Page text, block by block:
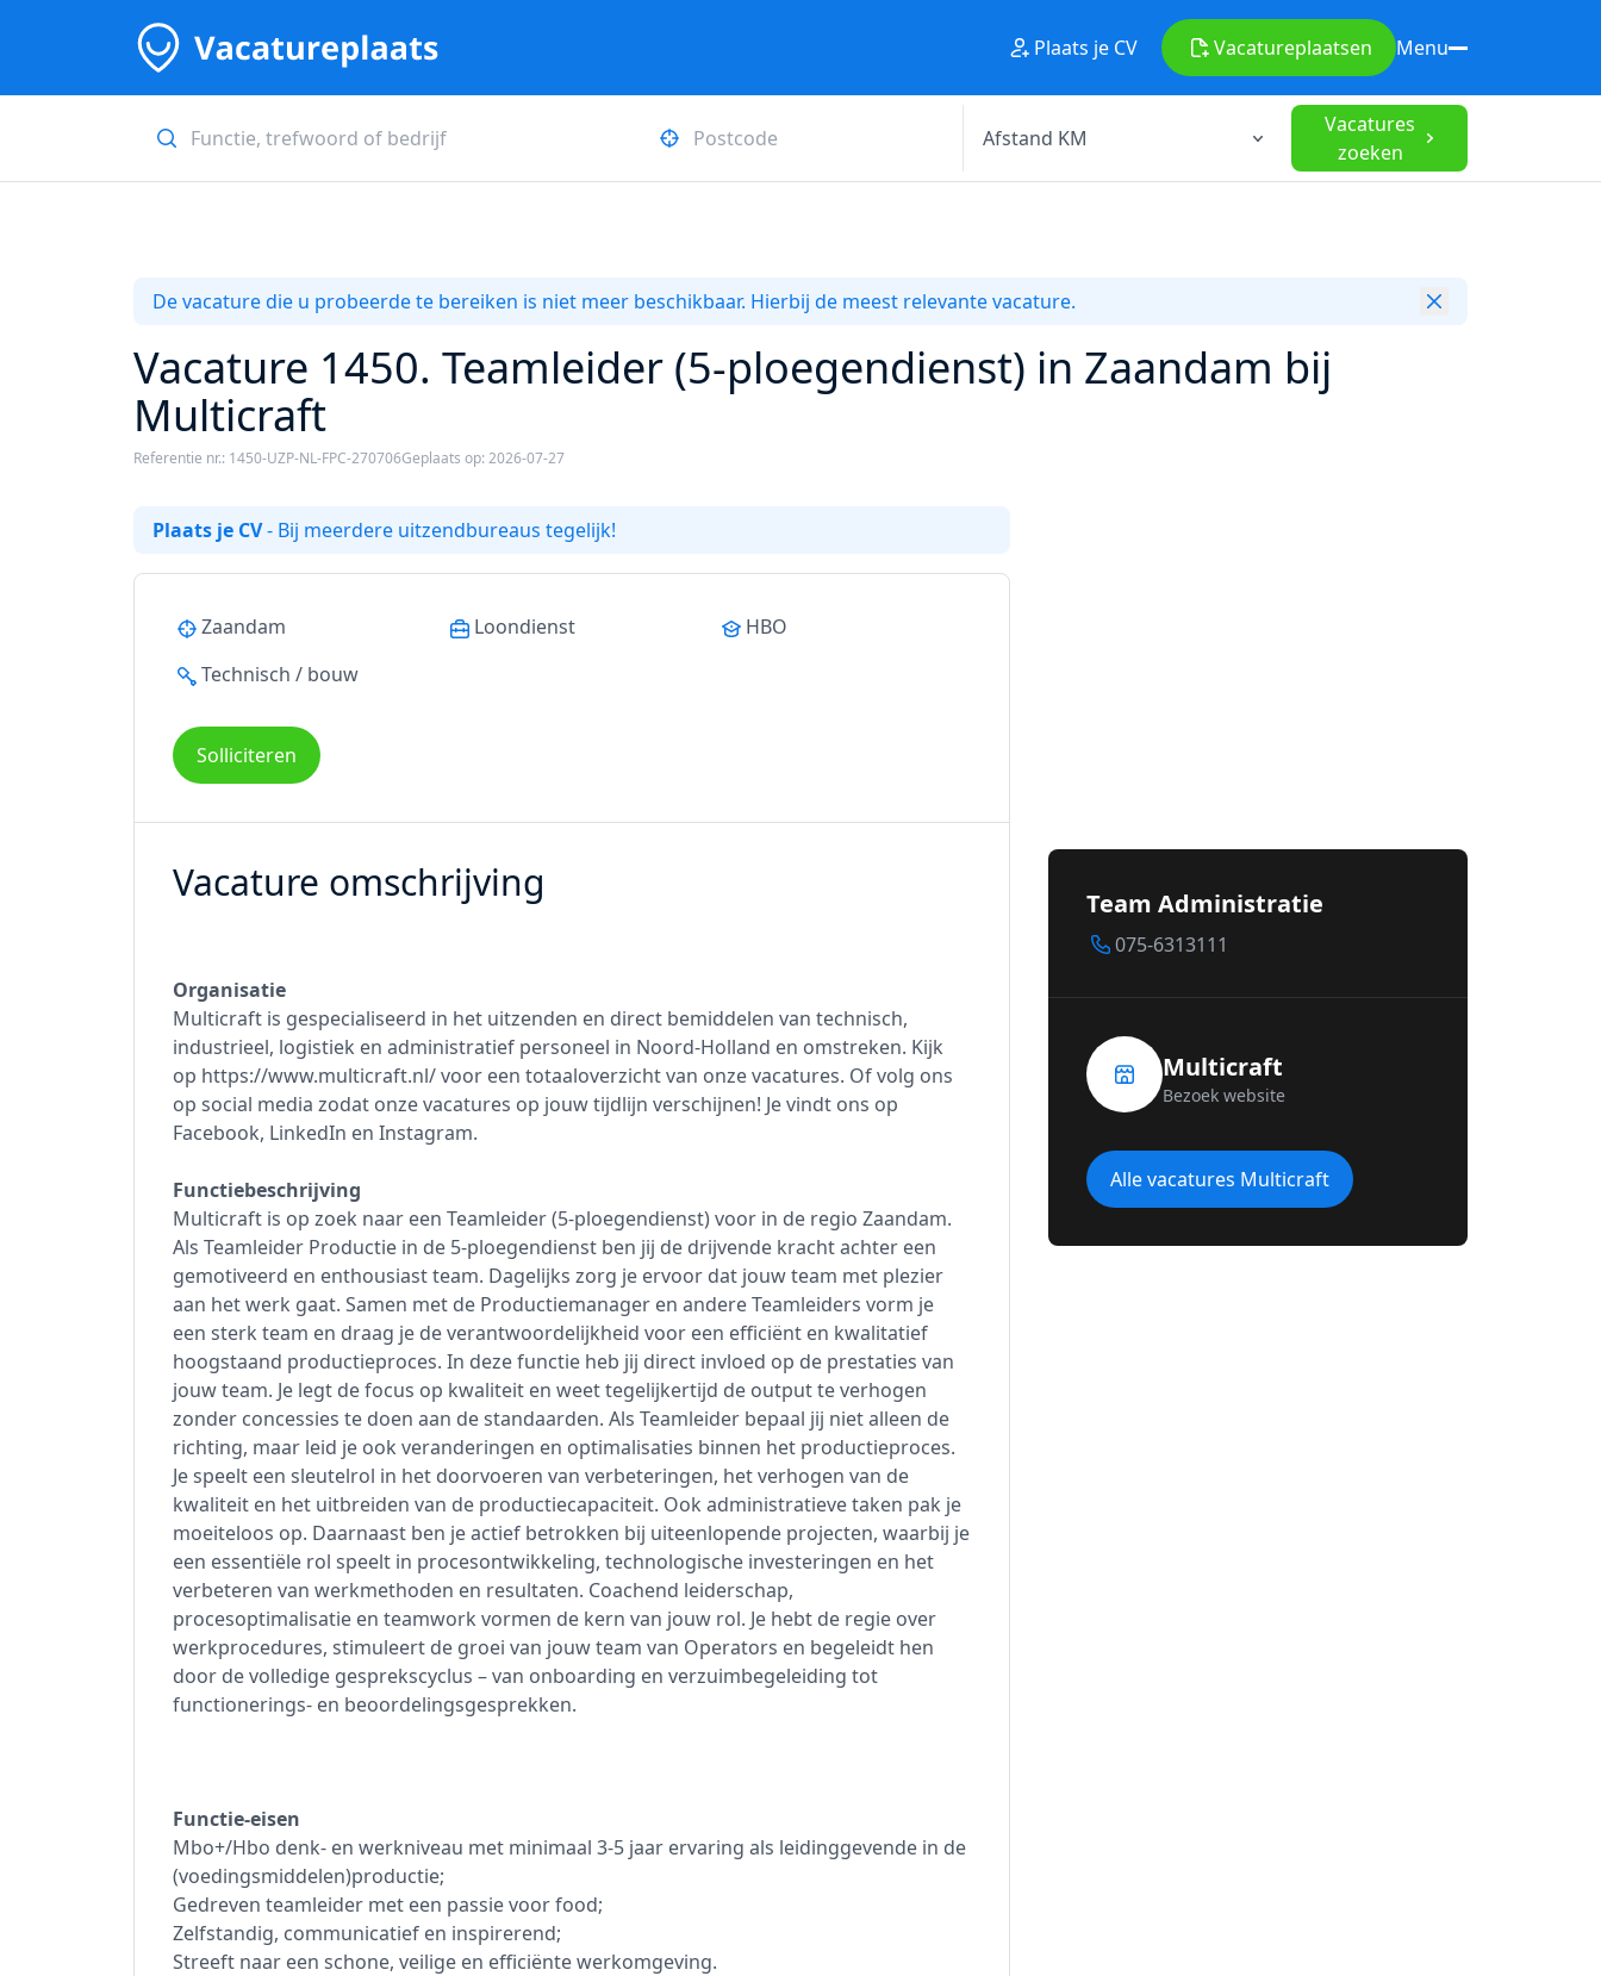
Plaats je CV Vacatureplaatsen Menu
Vacatures
zoeken
De vacature die u probeerde te bereiken is niet meer beschikbaar. Hierbij de meest relevante vacature.
Vacature 1450. Teamleider (5-ploegendienst) in Zaandam bij
Multicraft
Referentie nr.: 1450-UZP-NL-FPC-270706Geplaats op: 2026-07-27
Plaats je CV- Bij meerdere uitzendbureaus tegelijk!
Zaandam Loondienst
HBO
Technisch / bouw
Solliciteren
Vacature omschrijving
Organisatie
Multicraft is gespecialiseerd in het uitzenden en direct bemiddelen van technisch,
industrieel, logistiek en administratief personeel in Noord-Holland en omstreken. Kijk
op https://www.multicraft.nl/ voor een totaaloverzicht van onze vacatures. Of volg ons
op social media zodat onze vacatures op jouw tijdlijn verschijnen! Je vindt ons op
Facebook, LinkedIn en Instagram.
Functiebeschrijving
Multicraft is op zoek naar een Teamleider (5-ploegendienst) voor in de regio Zaandam.
Als Teamleider Productie in de 5-ploegendienst ben jij de drijvende kracht achter een
gemotiveerd en enthousiast team. Dagelijks zorg je ervoor dat jouw team met plezier
aan het werk gaat. Samen met de Productiemanager en andere Teamleiders vorm je
een sterk team en draag je de verantwoordelijkheid voor een efficiënt en kwalitatief
hoogstaand productieproces. In deze functie heb jij direct invloed op de prestaties van
jouw team. Je legt de focus op kwaliteit en weet tegelijkertijd de output te verhogen
zonder concessies te doen aan de standaarden. Als Teamleider bepaal jij niet alleen de
richting, maar leid je ook veranderingen en optimalisaties binnen het productieproces.
Je speelt een sleutelrol in het doorvoeren van verbeteringen, het verhogen van de
kwaliteit en het uitbreiden van de productiecapaciteit. Ook administratieve taken pak je
moeiteloos op. Daarnaast ben je actief betrokken bij uiteenlopende projecten, waarbij je
een essentiële rol speelt in procesontwikkeling, technologische investeringen en het
verbeteren van werkmethoden en resultaten. Coachend leiderschap,
procesoptimalisatie en teamwork vormen de kern van jouw rol. Je hebt de regie over
werkprocedures, stimuleert de groei van jouw team van Operators en begeleidt hen
door de volledige gesprekscyclus – van onboarding en verzuimbegeleiding tot
functionerings- en beoordelingsgesprekken.
Functie-eisen
Mbo+/Hbo denk- en werkniveau met minimaal 3-5 jaar ervaring als leidinggevende in de
(voedingsmiddelen)productie;
Gedreven teamleider met een passie voor food;
Zelfstandig, communicatief en inspirerend;
Streeft naar een schone, veilige en efficiënte werkomgeving.
Team Administratie
075-6313111
Multicraft
Bezoek website
Alle vacatures Multicraft